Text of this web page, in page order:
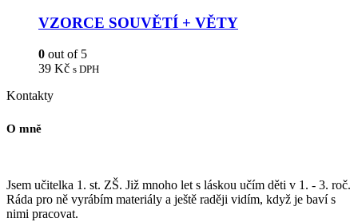
VZORCE SOUVĚTÍ + VĚTY
0 out of 5
39 Kč s DPH
Kontakty
O mně
Jsem učitelka 1. st. ZŠ. Již mnoho let s láskou učím děti v 1. - 3. roč.
Ráda pro ně vyrábím materiály a ještě raději vidím, když je baví s
nimi pracovat.